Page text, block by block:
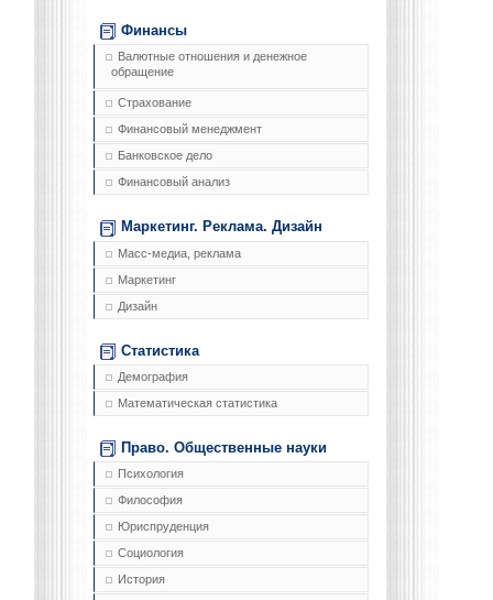
Финансы
Валютные отношения и денежное
обращение
Страхование
Финансовый менеджмент
Банковское дело
Финансовый анализ
Маркетинг. Реклама. Дизайн
Масс-медиа, реклама
Маркетинг
Дизайн
Статистика
Демография
Математическая статистика
Право. Общественные науки
Психология
Философия
Юриспруденция
Социология
История